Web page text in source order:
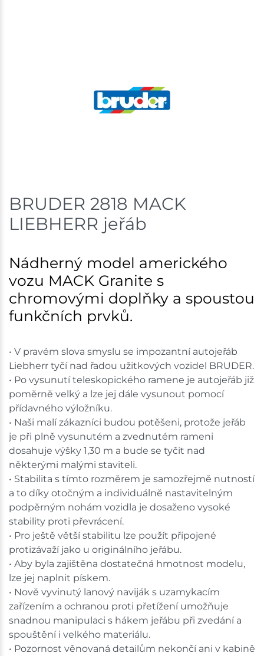
Skladem na prodejně - doručení do 7 dnů
Skladem na prodejně - doručení do 7 dnů
Skladové množství na prodejnách je pouze orientační.
BRUDER 2818 MACK
LIEBHERR jeřáb
Nádherný model amerického
vozu MACK Granite s
chromovými doplňky a spoustou
funkčních prvků.
• V pravém slova smyslu se impozantní autojeřáb
Liebherr tyčí nad řadou užitkových vozidel BRUDER.
• Po vysunutí teleskopického ramene je autojeřáb již
poměrně velký a lze jej dále vysunout pomocí
přídavného výložníku.
• Naši malí zákazníci budou potěšeni, protože jeřáb
je při plně vysunutém a zvednutém rameni
dosahuje výšky 1,30 m a bude se tyčit nad
některými malými staviteli.
• Stabilita s tímto rozměrem je samozřejmě nutností
a to díky otočným a individuálně nastavitelným
podpěrným nohám vozidla je dosaženo vysoké
stability proti převrácení.
• Pro ještě větší stabilitu lze použít připojené
protizávaží jako u originálního jeřábu.
• Aby byla zajištěna dostatečná hmotnost modelu,
lze jej naplnit pískem.
• Nově vyvinutý lanový naviják s uzamykacím
zařízením a ochranou proti přetížení umožňuje
snadnou manipulaci s hákem jeřábu při zvedání a
spouštění i velkého materiálu.
• Pozornost věnovaná detailům nekončí ani v kabině